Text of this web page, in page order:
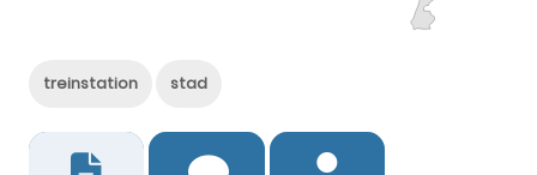
treinstation stad